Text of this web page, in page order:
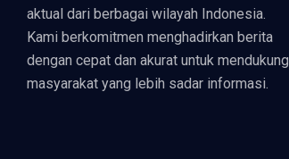
aktual dari berbagai wilayah Indonesia.
Kami berkomitmen menghadirkan berita
dengan cepat dan akurat untuk mendukung
masyarakat yang lebih sadar informasi.